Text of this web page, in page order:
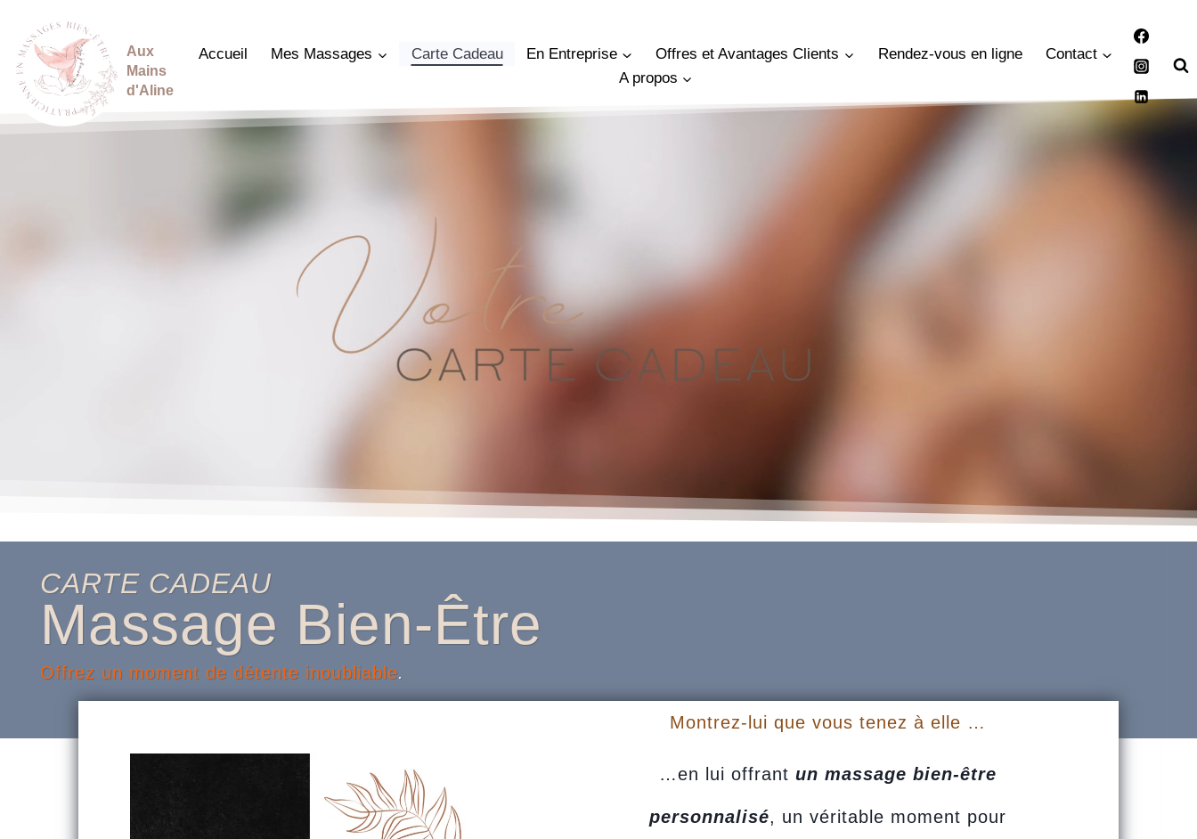
contenu
Aux
Mains
d'Aline
Accueil Mes Massages Carte Cadeau En Entreprise Offres et Avantages Clients Rendez-vous en ligne
Contact
A propos
CARTE CADEAU
Massage Bien-Être
Offrez un moment de détente inoubliable.
Montrez-lui que vous tenez à elle …
…en lui offrantun massage bien-être
personnalisé, un véritable moment pour